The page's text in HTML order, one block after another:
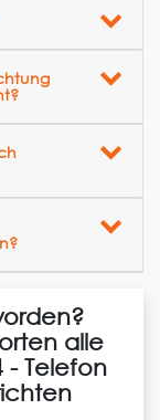
alle
- Telefon